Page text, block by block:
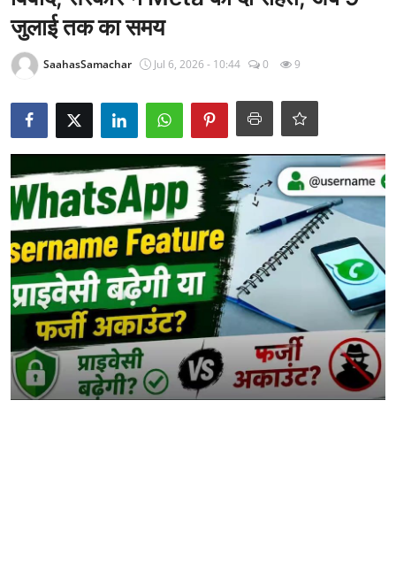
राजनीति
खेल
Epaper
धर्म
लाइफस्टाइल
टेक
जुलाई तक का समय
SaahasSamachar Jul 6, 2026 - 10:44 0 9